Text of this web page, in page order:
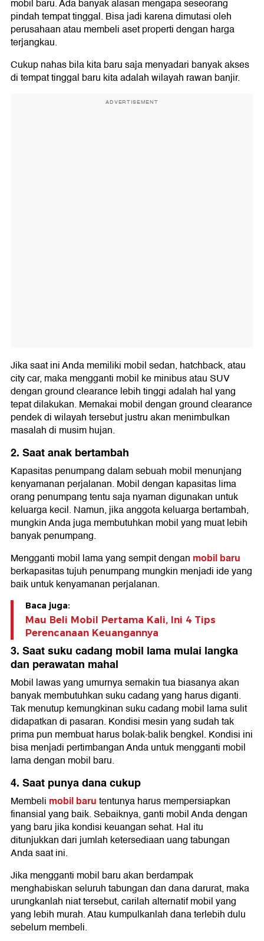
mobil baru. Ada banyak alasan mengapa seseorang
pindah tempat tinggal. Bisa jadi karena dimutasi oleh
perusahaan atau membeli aset properti dengan harga
terjangkau.
Cukup nahas bila kita baru saja menyadari banyak akses
di tempat tinggal baru kita adalah wilayah rawan banjir.
ADVERTISEMENT
Jika saat ini Anda memiliki mobil sedan, hatchback, atau
city car, maka mengganti mobil ke minibus atau SUV
dengan ground clearance lebih tinggi adalah hal yang
tepat dilakukan. Memakai mobil dengan ground clearance
pendek di wilayah tersebut justru akan menimbulkan
masalah di musim hujan.
2. Saat anak bertambah
Kapasitas penumpang dalam sebuah mobil menunjang
kenyamanan perjalanan. Mobil dengan kapasitas lima
orang penumpang tentu saja nyaman digunakan untuk
keluarga kecil. Namun, jika anggota keluarga bertambah,
mungkin Anda juga membutuhkan mobil yang muat lebih
banyak penumpang.
Mengganti mobil lama yang sempit dengan mobil baru
berkapasitas tujuh penumpang mungkin menjadi ide yang
baik untuk kenyamanan perjalanan.
Baca juga:
Mau Beli Mobil Pertama Kali, Ini 4 Tips
Perencanaan Keuangannya
3. Saat suku cadang mobil lama mulai langka
dan perawatan mahal
Mobil lawas yang umurnya semakin tua biasanya akan
banyak membutuhkan suku cadang yang harus diganti.
Tak menutup kemungkinan suku cadang mobil lama sulit
didapatkan di pasaran. Kondisi mesin yang sudah tak
prima pun membuat harus bolak-balik bengkel. Kondisi ini
bisa menjadi pertimbangan Anda untuk mengganti mobil
lama dengan mobil baru.
4. Saat punya dana cukup
Membeli mobil barutentunya harus mempersiapkan
finansial yang baik. Sebaiknya, ganti mobil Anda dengan
yang baru jika kondisi keuangan sehat. Hal itu
ditunjukkan dari jumlah ketersediaan uang tabungan
Anda saat ini.
Jika mengganti mobil baru akan berdampak
menghabiskan seluruh tabungan dan dana darurat, maka
urungkanlah niat tersebut, carilah alternatif mobil yang
yang lebih murah. Atau kumpulkanlah dana terlebih dulu
sebelum membeli.